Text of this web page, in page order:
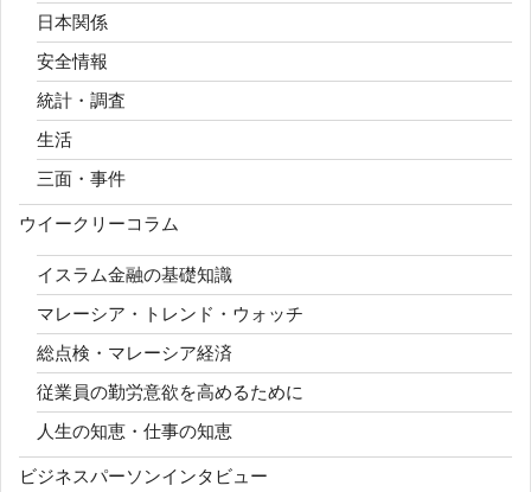
日本関係
安全情報
統計・調査
生活
三面・事件
ウイークリーコラム
イスラム金融の基礎知識
マレーシア・トレンド・ウォッチ
総点検・マレーシア経済
従業員の勤労意欲を高めるために
人生の知恵・仕事の知恵
ビジネスパーソンインタビュー